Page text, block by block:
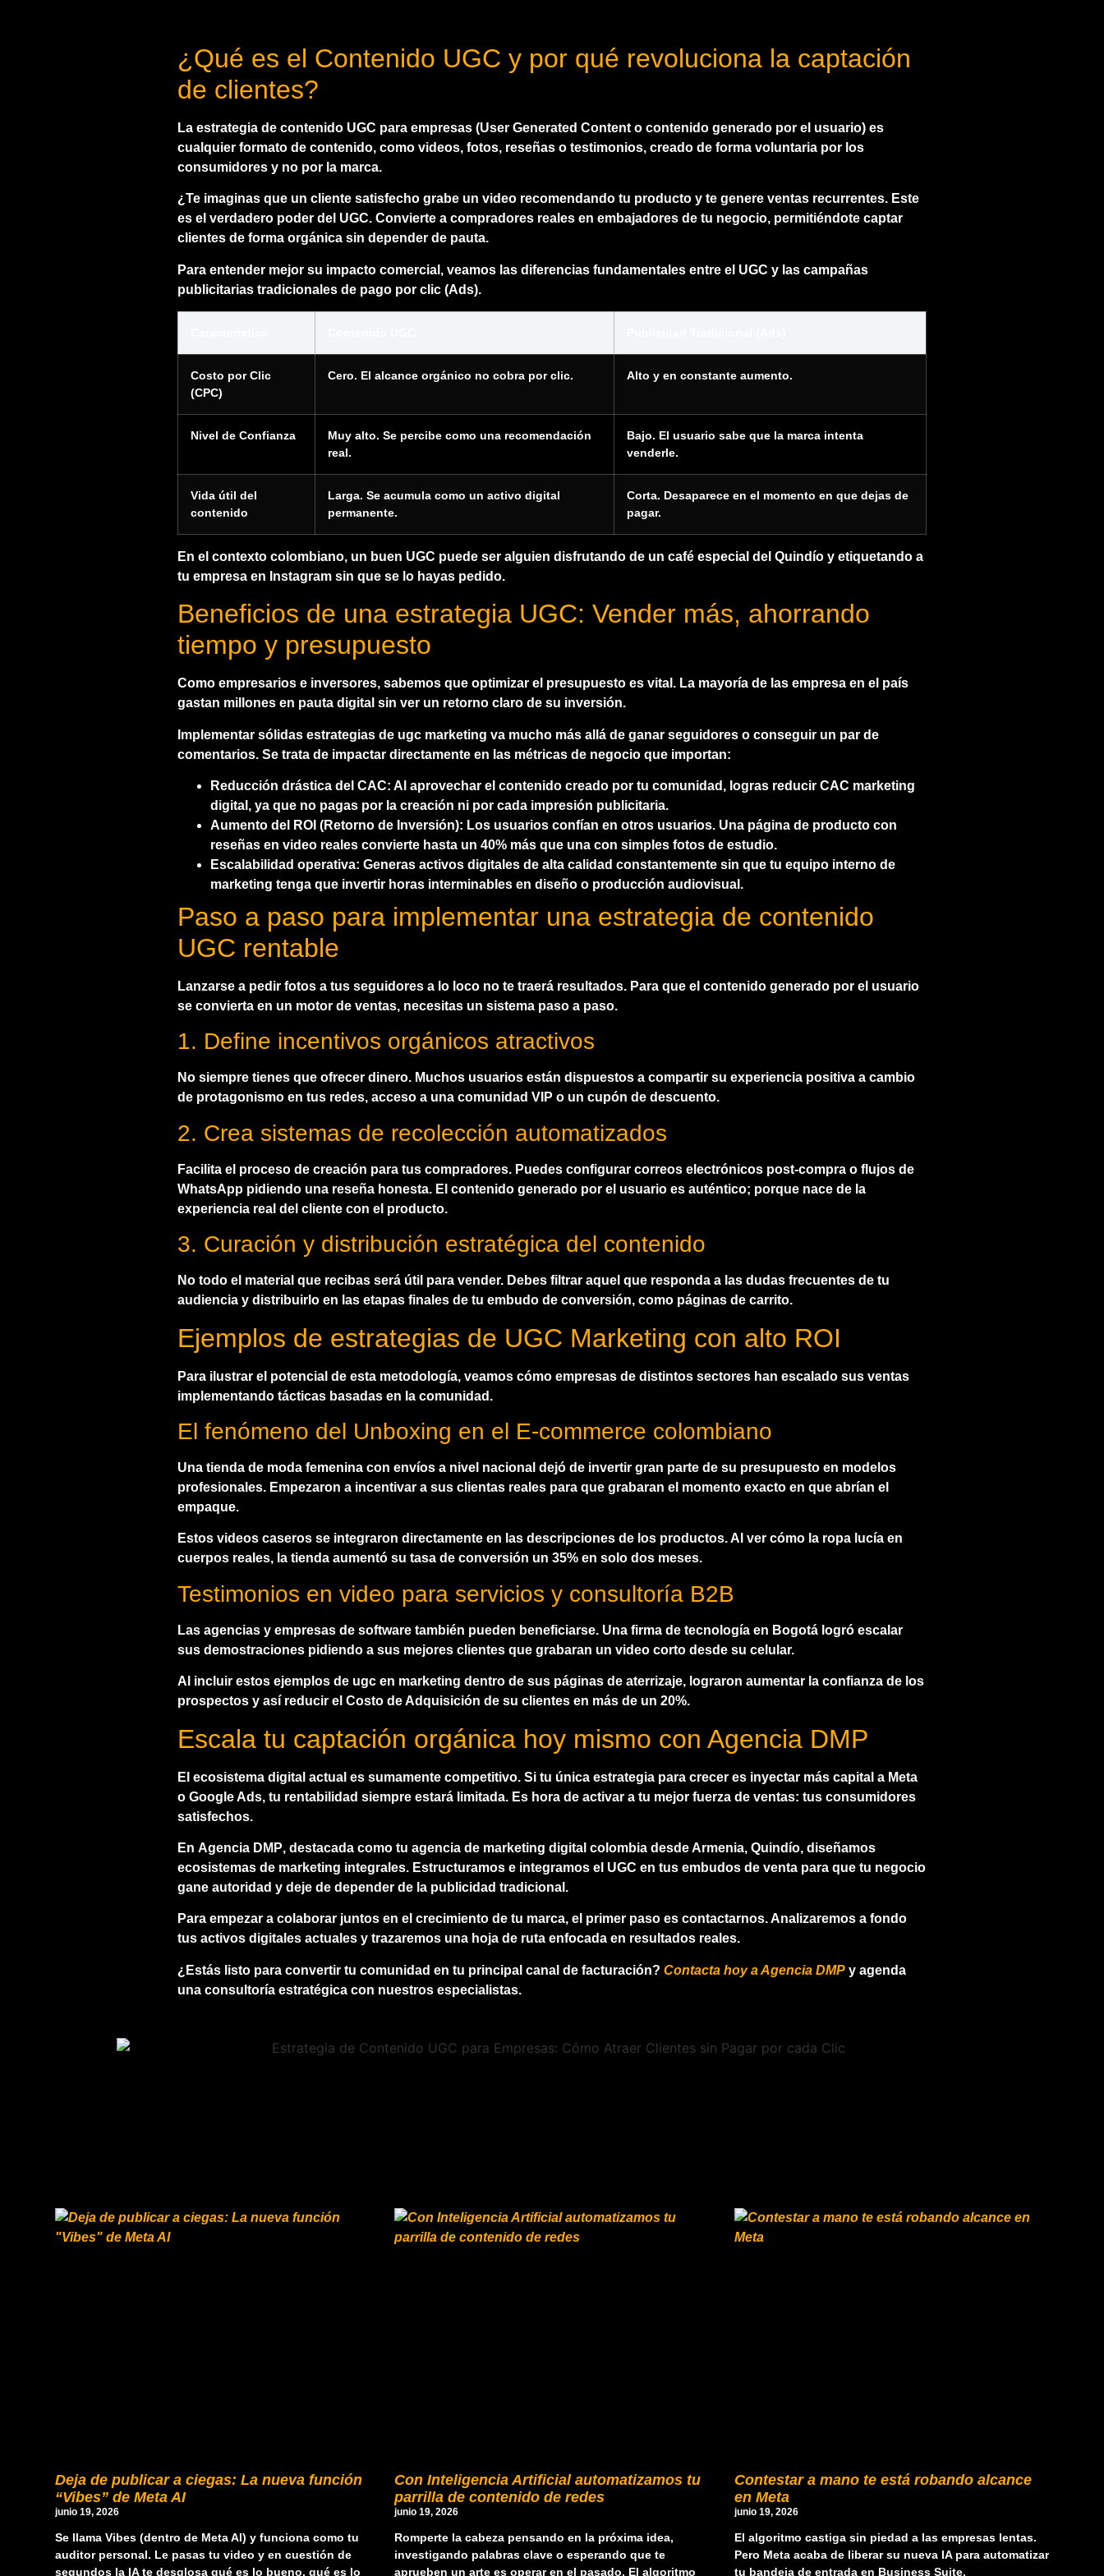
¿Qué es el Contenido UGC y por qué revoluciona la captación
de clientes?
La estrategia de contenido UGC para empresas(User Generated Content o contenido generado por el usuario) es
cualquier formato de contenido, como videos, fotos, reseñas o testimonios, creado de forma voluntaria por los
consumidores y no por la marca.
¿Te imaginas que un cliente satisfecho grabe un video recomendando tu producto y te genere ventas recurrentes. Este
es el verdadero poder del UGC. Convierte a compradores reales en embajadores de tu negocio, permitiéndote captar
clientes de forma orgánicasin depender de pauta.
Para entender mejor su impacto comercial, veamos las diferencias fundamentales entre el UGC y las campañas
publicitarias tradicionales de pago por clic (Ads).
Costo por Clic
(CPC)
Cero. El alcance orgánico no cobra por clic. Alto y en constante aumento.
Nivel de Confianza
Muy alto. Se percibe como una recomendación
real.
Bajo. El usuario sabe que la marca intenta
venderle.
Vida útil del
contenido
Larga. Se acumula como un activo digital
permanente.
Corta. Desaparece en el momento en que dejas de
pagar.
En el contexto colombiano, un buen UGC puede ser alguien disfrutando de un café especial del Quindío y etiquetando a
tu empresa en Instagram sin que se lo hayas pedido.
Beneficios de una estrategia UGC: Vender más, ahorrando
tiempo y presupuesto
Como empresarios e inversores, sabemos que optimizar el presupuesto es vital. La mayoría de las empresa en el país
gastan millones en pauta digital sin ver un retorno claro de su inversión.
Implementar sólidas estrategias de ugc marketing va mucho más allá de ganar seguidores o conseguir un par de
comentarios. Se trata de impactar directamente en las métricas de negocio que importan:
Reducción drástica del CAC: Al aprovechar el contenido creado por tu comunidad, logras reducir CAC marketing
digital , ya que no pagas por la creación ni por cada impresión publicitaria.
Aumento del ROI (Retorno de Inversión): Los usuarios confían en otros usuarios. Una página de producto con
reseñas en video reales convierte hasta un 40% más que una con simples fotos de estudio.
Escalabilidad operativa: Generas activos digitales de alta calidad constantemente sin que tu equipo interno de
marketing tenga que invertir horas interminables en diseño o producción audiovisual.
Paso a paso para implementar una estrategia de contenido
UGC rentable
Lanzarse a pedir fotos a tus seguidores a lo loco no te traerá resultados. Para que el contenido generado por el usuario
se convierta en un motor de ventas, necesitas un sistema paso a paso.
1. Define incentivos orgánicos atractivos
No siempre tienes que ofrecer dinero. Muchos usuarios están dispuestos a compartir su experiencia positiva a cambio
de protagonismo en tus redes, acceso a una comunidad VIP o un cupón de descuento.
2. Crea sistemas de recolección automatizados
Facilita el proceso de creación para tus compradores. Puedes configurar correos electrónicos post-compra o flujos de
WhatsApp pidiendo una reseña honesta. El contenido generado por el usuario es auténtico; porque nace de la
experiencia real del cliente con el producto.
3. Curación y distribución estratégica del contenido
No todo el material que recibas será útil para vender. Debes filtrar aquel que responda a las dudas frecuentes de tu
audiencia y distribuirlo en las etapas finales de tu embudo de conversión, como páginas de carrito.
Ejemplos de estrategias de UGC Marketing con alto ROI
Para ilustrar el potencial de esta metodología, veamos cómo empresas de distintos sectores han escalado sus ventas
implementando tácticas basadas en la comunidad.
El fenómeno del Unboxing en el E-commerce colombiano
Una tienda de moda femenina con envíos a nivel nacional dejó de invertir gran parte de su presupuesto en modelos
profesionales. Empezaron a incentivar a sus clientas reales para que grabaran el momento exacto en que abrían el
empaque.
Estos videos caseros se integraron directamente en las descripciones de los productos. Al ver cómo la ropa lucía en
cuerpos reales, la tienda aumentó su tasa de conversión un 35% en solo dos meses.
Testimonios en video para servicios y consultoría B2B
Las agencias y empresas de software también pueden beneficiarse. Una firma de tecnología en Bogotá logró escalar
sus demostraciones pidiendo a sus mejores clientes que grabaran un video corto desde su celular.
Al incluir estos ejemplos de ugc en marketing dentro de sus páginas de aterrizaje, lograron aumentar la confianza de los
prospectos y así reducir el Costo de Adquisición de su clientes en más de un 20%.
Escala tu captación orgánica hoy mismo con Agencia DMP
El ecosistema digital actual es sumamente competitivo. Si tu única estrategia para crecer es inyectar más capital a Meta
o Google Ads, tu rentabilidad siempre estará limitada. Es hora de activar a tu mejor fuerza de ventas: tus consumidores
satisfechos.
En Agencia DMP, destacada como tu agencia de marketing digital colombiadesde Armenia, Quindío, diseñamos
ecosistemas de marketing integrales. Estructuramos e integramos el UGC en tus embudos de venta para que tu negocio
gane autoridad y deje de depender de la publicidad tradicional.
Para empezar a colaborar juntos en el crecimiento de tu marca, el primer paso es contactarnos. Analizaremos a fondo
tus activos digitales actuales y trazaremos una hoja de ruta enfocada en resultados reales.
¿Estás listo para convertir tu comunidad en tu principal canal de facturación? Contacta hoy a Agencia DMPy agenda
una consultoría estratégica con nuestros especialistas.
Deja de publicar a ciegas: La nueva función
“Vibes” de Meta AI
junio 19, 2026
Se llama Vibes (dentro de Meta AI) y funciona como tu
auditor personal. Le pasas tu video y en cuestión de
segundos la IA te desglosa qué es lo bueno, qué es lo
Con Inteligencia Artificial automatizamos tu
parrilla de contenido de redes
junio 19, 2026
Romperte la cabeza pensando en la próxima idea,
investigando palabras clave o esperando que te
aprueben un arte es operar en el pasado. El algoritmo
Contestar a mano te está robando alcance
en Meta
junio 19, 2026
El algoritmo castiga sin piedad a las empresas lentas.
Pero Meta acaba de liberar su nueva IA para automatizar
tu bandeja de entrada en Business Suite.